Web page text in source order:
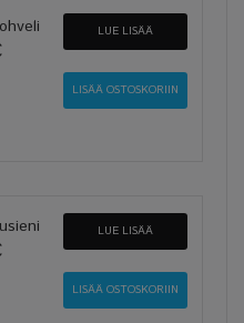
LUE LISÄÄ
LUE LISÄÄ